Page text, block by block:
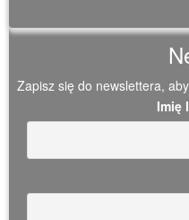
Zapisz się do newslettera,
Imię